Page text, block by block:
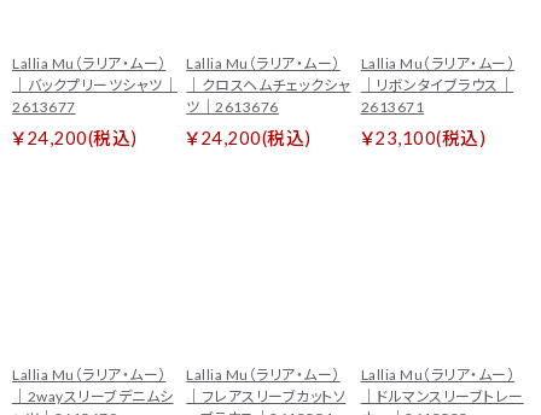
Lallia Mu（ラリア・ムー）
｜バックプリーツシャツ｜
2613677
￥24,200(税込)
Lallia Mu（ラリア・ムー）
｜クロスヘムチェックシャ
ツ｜2613676
￥24,200(税込)
Lallia Mu（ラリア・ムー）
｜リボンタイブラウス｜
2613671
￥23,100(税込)
Lallia Mu（ラリア・ムー）
｜2wayスリーブデニムシ
Lallia Mu（ラリア・ムー）
｜フレアスリーブカットソ
Lallia Mu（ラリア・ムー）
｜ドルマンスリーブトレー